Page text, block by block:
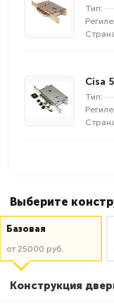
Тип:
Cisa
Тип:
Выберите
Базовая
от 25000 руб.
Конструкция